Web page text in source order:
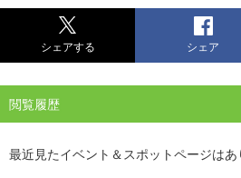
シェアする シェア
閲覧履歴
最近見たイベント＆スポットページはあ